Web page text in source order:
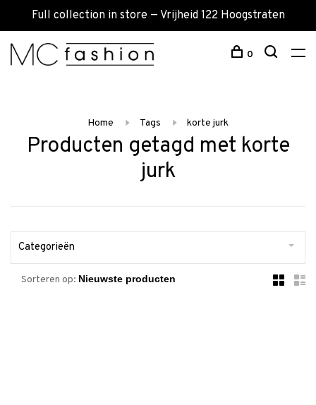
Full collection in store — Vrijheid 122 Hoogstraten
0
Home Tags korte jurk
Producten getagd met korte
jurk
Categorieën
Sorteren op: